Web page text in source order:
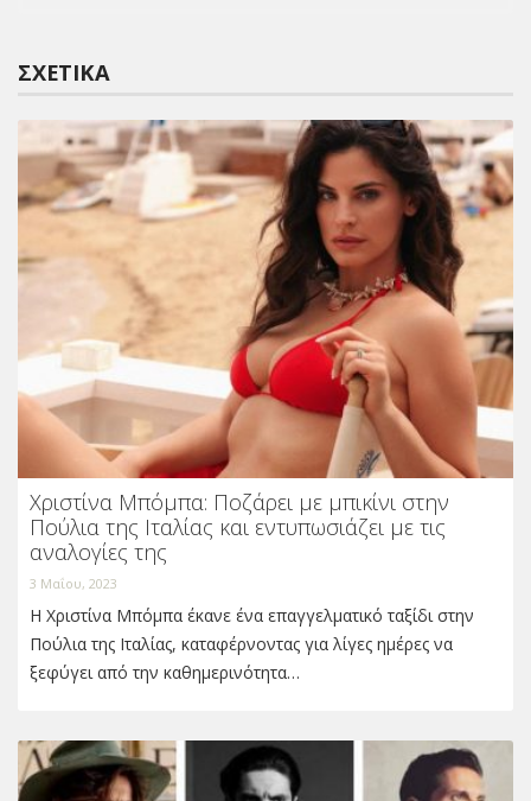
ΣΧΕΤΙΚΆ
Χριστίνα Μπόμπα: Ποζάρει με μπικίνι στην
Πούλια της Ιταλίας και εντυπωσιάζει με τις
αναλογίες της
3 Μαΐου, 2023
Η Χριστίνα Μπόμπα έκανε ένα επαγγελματικό ταξίδι στην
Πούλια της Ιταλίας, καταφέρνοντας για λίγες ημέρες να
ξεφύγει από την καθημερινότητα…